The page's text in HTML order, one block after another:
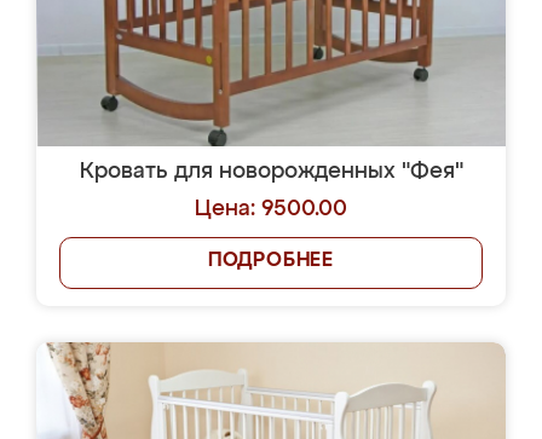
Кровать для новорожденных "Фея"
Цена: 9500.00
ПОДРОБНЕЕ